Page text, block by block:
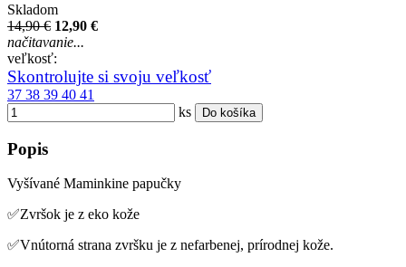
Skladom
14,90 € 12,90 €
načitavanie...
veľkosť:
Skontrolujte si svoju veľkosť
37 38 39 40 41
ks
Do košíka
Popis
Vyšívané Maminkine papučky
✅Zvršok je z eko kože
✅Vnútorná strana zvršku je z nefarbenej, prírodnej kože.